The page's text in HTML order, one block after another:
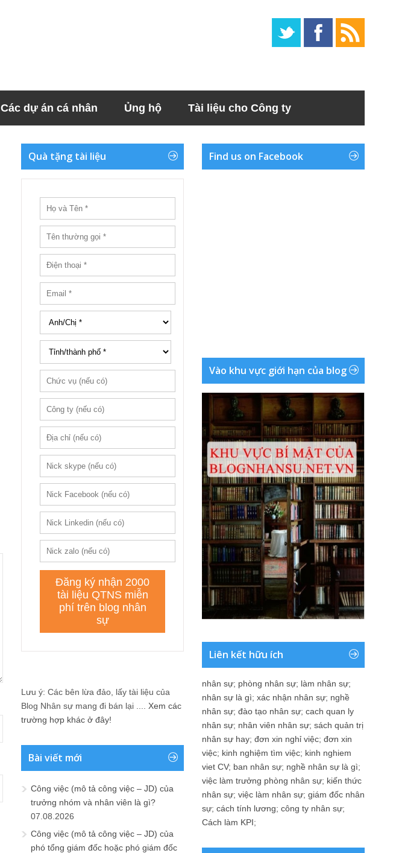
Các dự án cá nhân Ủng hộ Tài liệu cho Công ty
Quà tặng tài liệu
Lưu ý: Các bên lừa đảo, lấy tài liệu của
Blog Nhân sự mang đi bán lại .... Xem các
trường hợp khác ở đây!
Bài viết mới
Công việc (mô tả công việc – JD) của
trưởng nhóm và nhân viên là gì?
07.08.2026
Công việc (mô tả công việc – JD) của
phó tổng giám đốc hoặc phó giám đốc
Find us on Facebook
Vào khu vực giới hạn của blog
Liên kết hữu ích
nhân sự; phòng nhân sự; làm nhân sự;
nhân sự là gì; xác nhận nhân sự; nghề
nhân sự; đào tạo nhân sự; cach quan ly
nhân sự; nhân viên nhân sự; sách quản trị
nhân sự hay; đơn xin nghỉ việc; đơn xin
việc; kinh nghiệm tìm việc; kinh nghiem
viet CV; ban nhân sự; nghề nhân sự là gì;
việc làm trưởng phòng nhân sự; kiến thức
nhân sự; việc làm nhân sự; giám đốc nhân
sự; cách tính lương; công ty nhân sự;
Cách làm KPI;